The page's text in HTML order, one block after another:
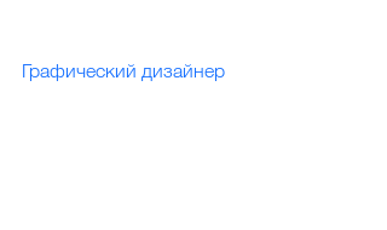
Графический дизайнер